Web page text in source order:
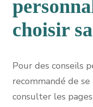
choisir
Pour des conseils
recommandé de
consulter les